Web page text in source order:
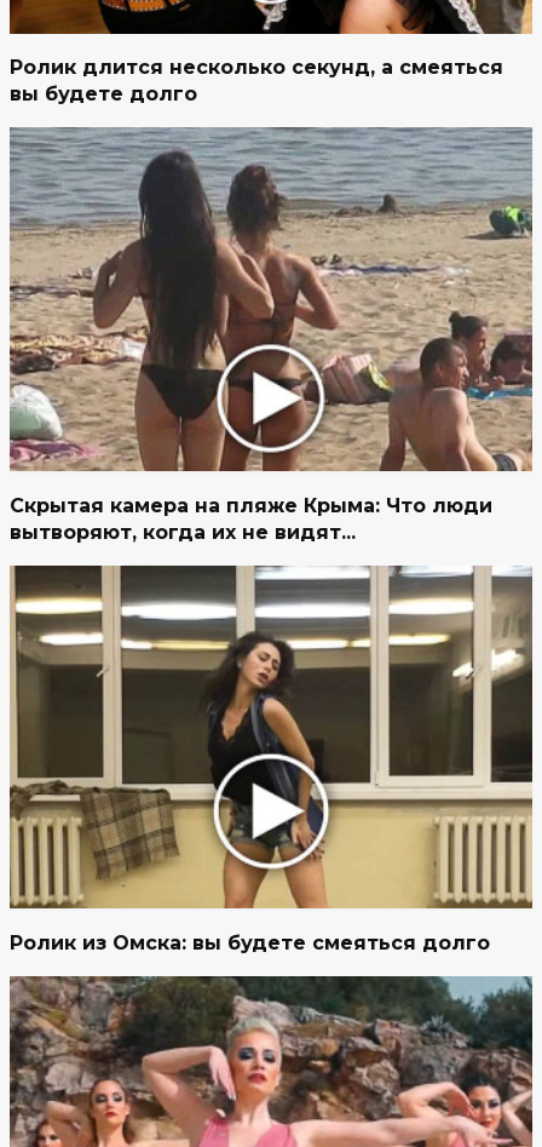
Ролик длится несколько секунд, а смеяться
вы будете долго
Скрытая камера на пляже Крыма: Что люди
вытворяют, когда их не видят...
Ролик из Омска: вы будете смеяться долго